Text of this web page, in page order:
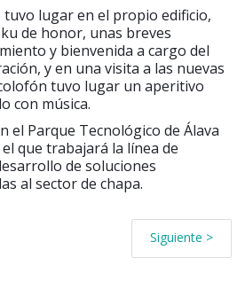
lugar en el propio edificio,
de honor, unas breves
y bienvenida a cargo del
y en una visita a las nuevas
tuvo lugar un aperitivo
con música.
el Parque Tecnológico de Álava
que trabajará la línea de
de soluciones
al sector de chapa.
Siguiente >